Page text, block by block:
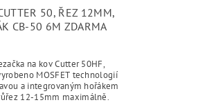
50, ŘEZ 12MM,
CB-50 6M ZDARMA
na kov Cutter 50HF,
MOSFET technologií
a integrovaným hořákem
12-15mm maximálně.